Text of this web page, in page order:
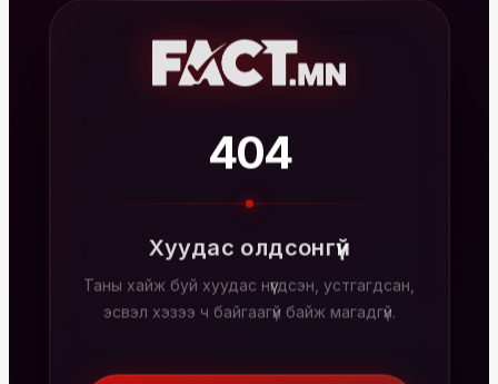
404
Хуудас олдсонгүй
Таны хайж буй хуудас нүүгдсэн, устгагдсан,
эсвэл хэзээ ч байгаагүй байж магадгүй.